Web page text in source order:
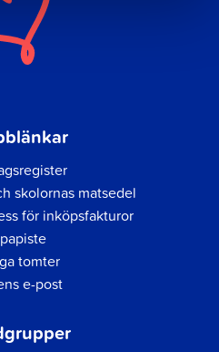
skolornas matsedel
för inköpsfakturor
tomter
e-post